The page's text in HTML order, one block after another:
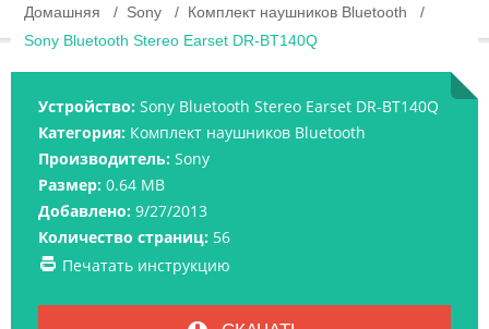
Домашняя Sony
Комплект наушников Bluetooth
Sony Bluetooth Stereo Earset DR-BT140Q
Устройство: Sony Bluetooth Stereo Earset DR-BT140Q
Категория: Комплект наушников Bluetooth
Производитель: Sony
Размер: 0.64 MB
Добавлено: 9/27/2013
Количество страниц: 56
Печатать инструкцию